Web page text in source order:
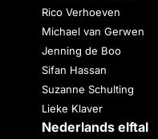
Rico Verhoeven
Michael van Gerwen
Jenning de Boo
Sifan Hassan
Suzanne Schulting
Lieke Klaver
Nederlands elftal